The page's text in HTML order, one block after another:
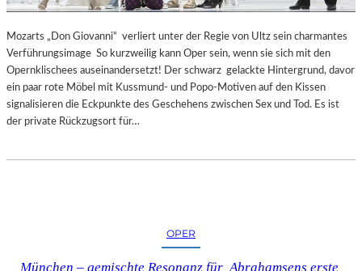
Mozarts „Don Giovanni“ verliert unter der Regie von Ultz sein charmantes
Verführungsimage So kurzweilig kann Oper sein, wenn sie sich mit den
Opernklischees auseinandersetzt! Der schwarz gelackte Hintergrund, davor
ein paar rote Möbel mit Kussmund- und Popo-Motiven auf den Kissen
signalisieren die Eckpunkte des Geschehens zwischen Sex und Tod. Es ist
der private Rückzugsort für…
OPER
München – gemischte Resonanz für Abrahamsens erste